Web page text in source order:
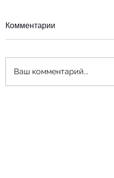
Комментарии
Ваш комментарий...